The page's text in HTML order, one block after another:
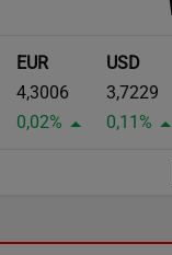
EUR
4,3006
0,02%
USD
3,7229
0,11%